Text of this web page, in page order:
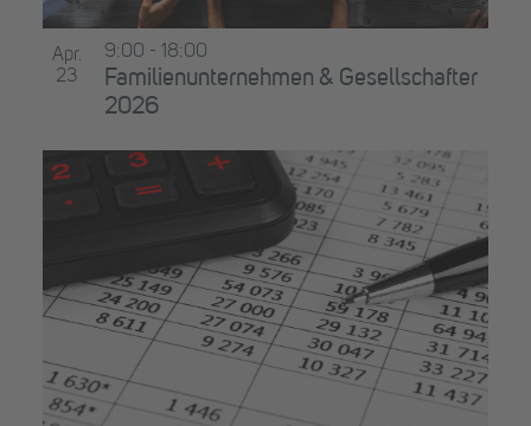
Apr.
23
Familienunternehmen & Gesellschafter
2026
9:00 - 18:00